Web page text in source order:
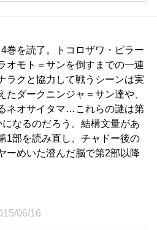
巻を読了。トコロザワ・ピラー
オモト＝サンを倒すまでの一連
ラクと協力して戦うシーンは実
たダークニンジャ＝サン達や、
ネオサイタマ…これらの謎は第
なるのだろう。結構文量があ
1部を読み直し、チャドー後の
ーめいた澄んだ脳で第2部以降
06/16